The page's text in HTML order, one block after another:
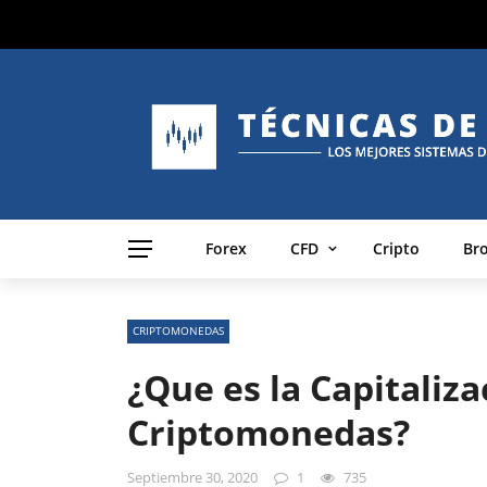
Forex CFD Cripto
CRIPTOMONEDAS
¿Que es la
Criptomonedas?
Septiembre 30, 2020 1 735